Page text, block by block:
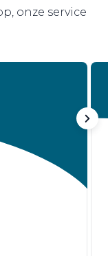
onze service